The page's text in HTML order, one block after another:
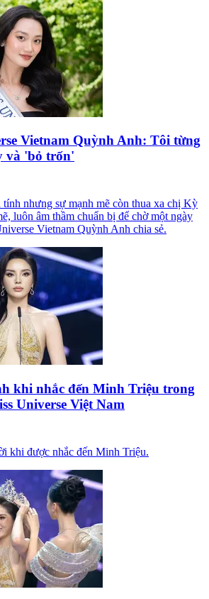
Vietnam Quỳnh Anh: Tôi từng
và 'bỏ trốn'
nhưng sự mạnh mẽ còn thua xa chị Kỳ
luôn âm thầm chuẩn bị để chờ một ngày
Vietnam Quỳnh Anh chia sẻ.
khi nhắc đến Minh Triệu trong
Universe Việt Nam
khi được nhắc đến Minh Triệu.